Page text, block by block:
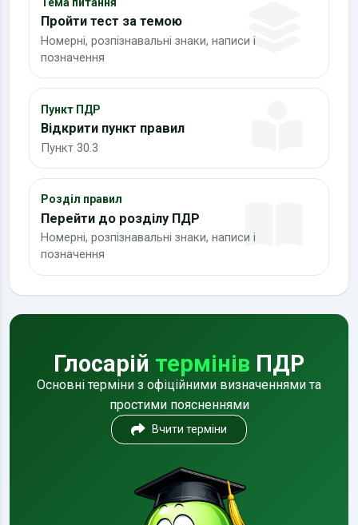
Пройти тест за темою
Номерні, розпізнавальні знаки, написи і
позначення
Пункт ПДР
Відкрити пункт правил
Пункт 30.3
Розділ правил
Перейти до розділу ПДР
Номерні, розпізнавальні знаки, написи і
позначення
Глосарій термінів ПДР
Основні терміни з офіційними визначеннями та
простими поясненнями
Вчити терміни